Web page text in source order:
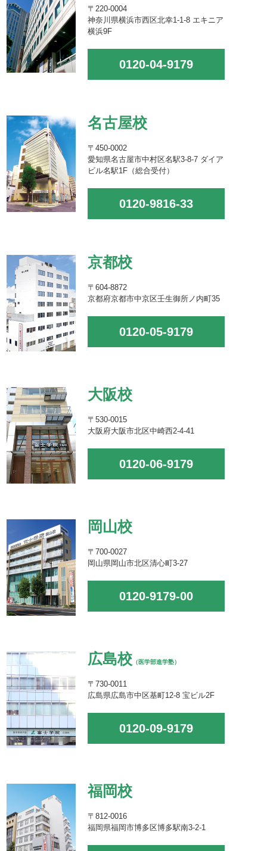
〒220-0004
神奈川県横浜市西区北幸1-1-8 エキニア
横浜9F
0120-04-9179
名古屋校
〒450-0002
愛知県名古屋市中村区名駅3-8-7 ダイア
ビル名駅1F（総合受付）
0120-9816-33
京都校
〒604-8872
京都府京都市中京区壬生御所ノ内町35
0120-05-9179
大阪校
〒530-0015
大阪府大阪市北区中崎西2-4-41
0120-06-9179
岡山校
〒700-0027
岡山県岡山市北区清心町3-27
0120-9179-00
広島校 （医学部進学塾）
〒730-0011
広島県広島市中区基町12-8 宝ビル2F
0120-09-9179
福岡校
〒812-0016
福岡県福岡市博多区博多駅南3-2-1